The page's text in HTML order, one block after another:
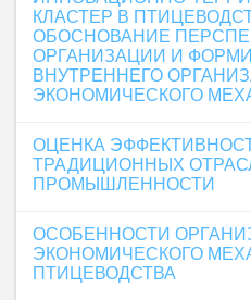
КЛАСТЕР В
ОБОСНОВАНИЕ
ОРГАНИЗАЦИИ И
ВНУТРЕННЕГО
ЭКОНОМИЧЕСКОГО
ОЦЕНКА
ТРАДИЦИОННЫХ
ПРОМЫШЛЕННОСТИ
ОСОБЕННОСТИ
ЭКОНОМИЧЕСКОГО
ПТИЦЕВОДСТВА